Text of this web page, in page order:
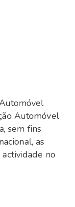
Automóvel
sem fins
as
no